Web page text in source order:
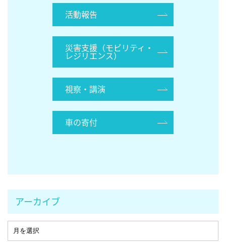
活動報告
災害支援（モビリティ・
レジリエンス）
視察・講演
車の寄付
アーカイブ